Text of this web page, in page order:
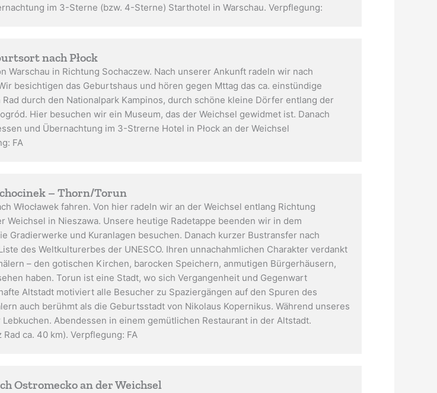
im 3-Sterne (bzw. 4-Sterne) Starthotel in Warschau. Verpflegung:
nach Płock
Warschau in Richtung Sochaczew. Nach unserer Ankunft radeln wir nach
besichtigen das Geburtshaus und hören gegen Mttag das ca. einstündige
durch den Nationalpark Kampinos, durch schöne kleine Dörfer entlang der
Hier besuchen wir ein Museum, das der Weichsel gewidmet ist. Danach
und Übernachtung im 3-Strerne Hotel in Płock an der Weichsel
FA
– Thorn/Torun
Włocławek fahren. Von hier radeln wir an der Weichsel entlang Richtung
in Nieszawa. Unsere heutige Radetappe beenden wir in dem
Gradierwerke und Kuranlagen besuchen. Danach kurzer Bustransfer nach
des Weltkulturerbes der UNESCO. Ihren unnachahmlichen Charakter verdankt
– den gotischen Kirchen, barocken Speichern, anmutigen Bürgerhäusern,
haben. Torun ist eine Stadt, wo sich Vergangenheit und Gegenwart
Altstadt motiviert alle Besucher zu Spaziergängen auf den Spuren des
auch berühmt als die Geburtsstadt von Nikolaus Kopernikus. Während unseres
Abendessen in einem gemütlichen Restaurant in der Altstadt.
ca. 40 km). Verpflegung: FA
Ostromecko an der Weichsel